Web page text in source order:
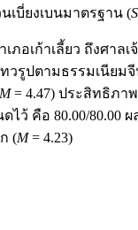
เบี่ยงเบนมาตรฐาน (
อเก้าเลี้ยว ถึงศาล
ปตามธรรมเนียมจี
M= 4.47) ประสิทธิภาพ
คือ 80.00/80.00
(M= 4.23)